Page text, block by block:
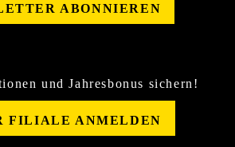
ABONNIEREN
und Jahresbonus sichern!
FILIALE ANMELDEN